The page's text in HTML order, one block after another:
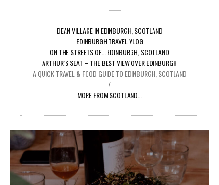
DEAN VILLAGE IN EDINBURGH, SCOTLAND
EDINBURGH TRAVEL VLOG
ON THE STREETS OF… EDINBURGH, SCOTLAND
ARTHUR’S SEAT – THE BEST VIEW OVER EDINBURGH
A QUICK TRAVEL & FOOD GUIDE TO EDINBURGH, SCOTLAND
/
MORE FROM SCOTLAND…